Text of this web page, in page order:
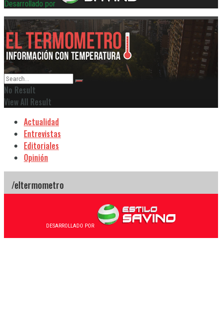
Desarrollado por
No Result
View All Result
Actualidad
Entrevistas
Editoriales
Opinión
DESARROLLADO POR